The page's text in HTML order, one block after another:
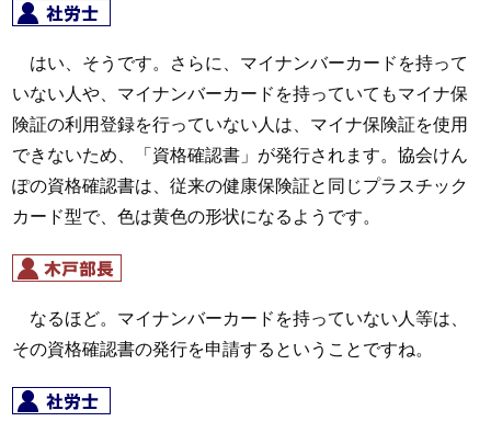
はい、そうです。さらに、マイナンバーカードを持って
いない人や、マイナンバーカードを持っていてもマイナ保
険証の利用登録を行っていない人は、マイナ保険証を使用
できないため、「資格確認書」が発行されます。協会けん
ぽの資格確認書は、従来の健康保険証と同じプラスチック
カード型で、色は黄色の形状になるようです。
なるほど。マイナンバーカードを持っていない人等は、
その資格確認書の発行を申請するということですね。